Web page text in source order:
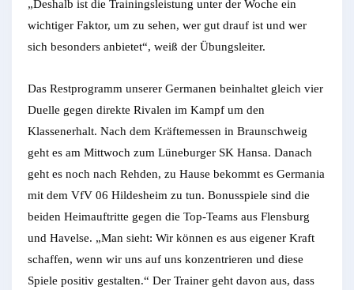
„Deshalb ist die Trainingsleistung unter der Woche ein
wichtiger Faktor, um zu sehen, wer gut drauf ist und wer
sich besonders anbietet“, weiß der Übungsleiter.
Das Restprogramm unserer Germanen beinhaltet gleich vier
Duelle gegen direkte Rivalen im Kampf um den
Klassenerhalt. Nach dem Kräftemessen in Braunschweig
geht es am Mittwoch zum Lüneburger SK Hansa. Danach
geht es noch nach Rehden, zu Hause bekommt es Germania
mit dem VfV 06 Hildesheim zu tun. Bonusspiele sind die
beiden Heimauftritte gegen die Top-Teams aus Flensburg
und Havelse. „Man sieht: Wir können es aus eigener Kraft
schaffen, wenn wir uns auf uns konzentrieren und diese
Spiele positiv gestalten.“ Der Trainer geht davon aus, dass